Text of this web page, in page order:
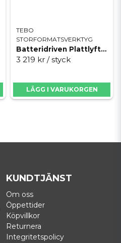
TEBO
STORFORMATSVERKTYG
Batteridriven Plattlyft Grabo Plus
3 219 kr / styck
LÄGG I VARUKORGEN
KUNDTJÄNST
Om oss
Öppettider
Köpvillkor
Returnera
Integritetspolicy